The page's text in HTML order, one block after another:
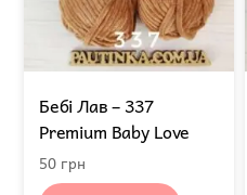
Бебі Лав – 337
Premium Baby Love
50 грн